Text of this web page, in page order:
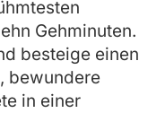
Gehminuten.
besteige einen
bewundere
in einer